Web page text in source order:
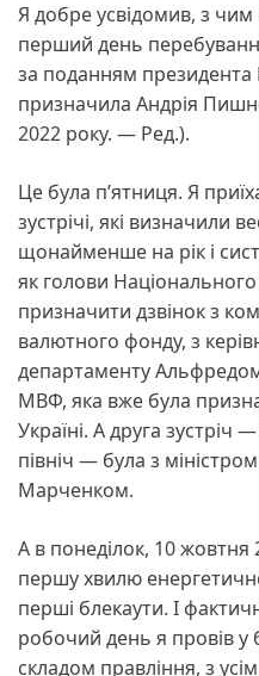
Я добре усвідомив, з
перший день
за поданням
призначила Андрія
2022 року. — Ред.).
Це була п’ятниця. Я
зустрічі, які визначили
щонайменше на рік і
як голови
призначити дзвінок з
валютного фонду, з
департаменту
МВФ, яка вже була
Україні. А друга зустріч
північ — була з
Марченком.
А в понеділок, 10 жовтня
першу хвилю
перші блекаути. І
робочий день я провів у
складом правління, з